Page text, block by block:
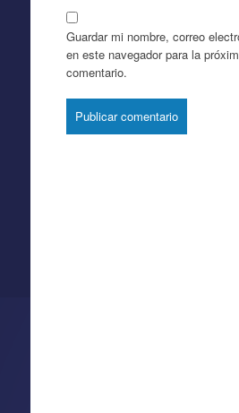
Guardar mi nombre, correo
en este navegador para la
comentario.